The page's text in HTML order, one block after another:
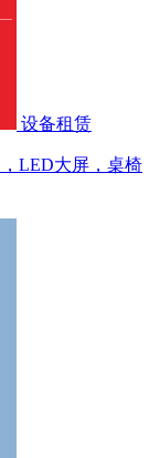
设备租赁
LED大屏，桌椅